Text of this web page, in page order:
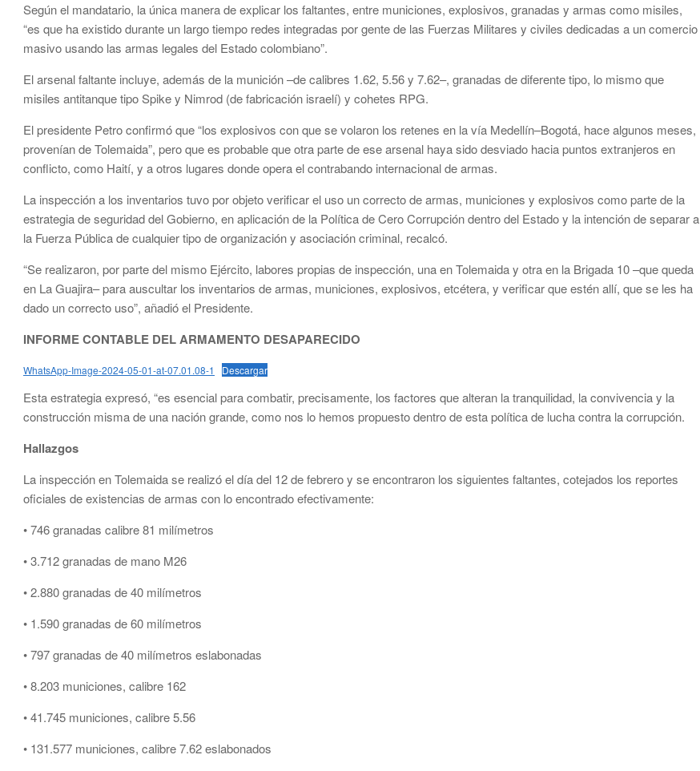
Según el mandatario, la única manera de explicar los faltantes, entre municiones, explosivos, granadas y armas como misiles,
“es que ha existido durante un largo tiempo redes integradas por gente de las Fuerzas Militares y civiles dedicadas a un comercio
masivo usando las armas legales del Estado colombiano”.
El arsenal faltante incluye, además de la munición –de calibres 1.62, 5.56 y 7.62–, granadas de diferente tipo, lo mismo que
misiles antitanque tipo Spike y Nimrod (de fabricación israelí) y cohetes RPG.
El presidente Petro confirmó que “los explosivos con que se volaron los retenes en la vía Medellín–Bogotá, hace algunos meses,
provenían de Tolemaida”, pero que es probable que otra parte de ese arsenal haya sido desviado hacia puntos extranjeros en
conflicto, como Haití, y a otros lugares donde opera el contrabando internacional de armas.
La inspección a los inventarios tuvo por objeto verificar el uso un correcto de armas, municiones y explosivos como parte de la
estrategia de seguridad del Gobierno, en aplicación de la Política de Cero Corrupción dentro del Estado y la intención de separar a
la Fuerza Pública de cualquier tipo de organización y asociación criminal, recalcó.
“Se realizaron, por parte del mismo Ejército, labores propias de inspección, una en Tolemaida y otra en la Brigada 10 –que queda
en La Guajira– para auscultar los inventarios de armas, municiones, explosivos, etcétera, y verificar que estén allí, que se les ha
dado un correcto uso”, añadió el Presidente.
INFORME CONTABLE DEL ARMAMENTO DESAPARECIDO
WhatsApp-Image-2024-05-01-at-07.01.08-1 Descargar
Esta estrategia expresó, “es esencial para combatir, precisamente, los factores que alteran la tranquilidad, la convivencia y la
construcción misma de una nación grande, como nos lo hemos propuesto dentro de esta política de lucha contra la corrupción.
Hallazgos
​La inspección en Tolemaida se realizó el día del 12 de febrero y se encontraron los siguientes faltantes, cotejados los reportes
oficiales de existencias de armas con lo encontrado efectivamente:
• 746 granadas calibre 81 milímetros
• 3.712 granadas de mano M26
• 2.880 granadas de 40 milímetros
• 1.590 granadas de 60 milímetros
• 797 granadas de 40 milímetros eslabonadas
• 8.203 municiones, calibre 162
• 41.745 municiones, calibre 5.56
• 131.577 municiones, calibre 7.62 eslabonados